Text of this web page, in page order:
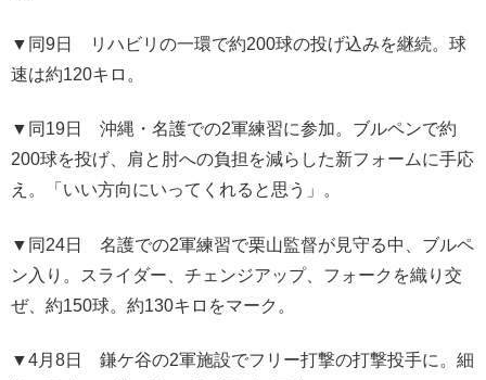
▼同9日 リハビリの一環で約200球の投げ込みを継続。球
速は約120キロ。
▼同19日 沖縄・名護での2軍練習に参加。ブルペンで約
200球を投げ、肩と肘への負担を減らした新フォームに手応
え。「いい方向にいってくれると思う」。
▼同24日 名護での2軍練習で栗山監督が見守る中、ブルペ
ン入り。スライダー、チェンジアップ、フォークを織り交
ぜ、約150球。約130キロをマーク。
▼4月8日 鎌ケ谷の2軍施設でフリー打撃の打撃投手に。細